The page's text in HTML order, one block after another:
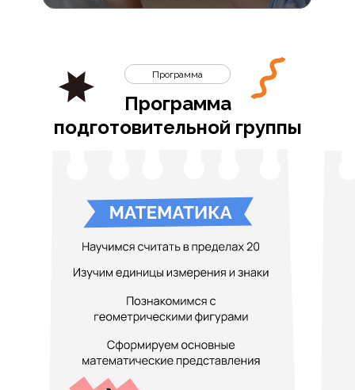
Программа
подготовительной группы
Программа